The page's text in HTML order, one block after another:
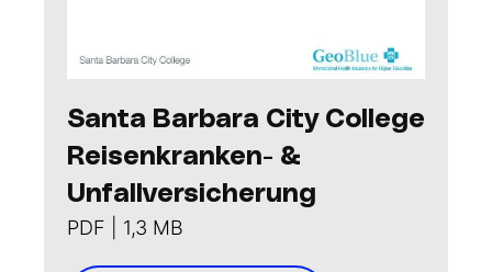
Santa Barbara City College
Reisenkranken- &
Unfallversicherung
PDF | 1,3 MB